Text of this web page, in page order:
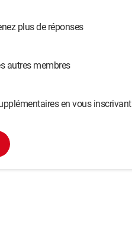
plus de réponses
autres membres
en vous inscrivant